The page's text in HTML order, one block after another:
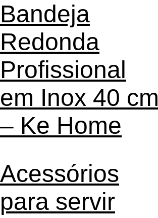
Bandeja
Redonda
Profissional
em Inox 40 cm
– Ke Home
Acessórios
para servir